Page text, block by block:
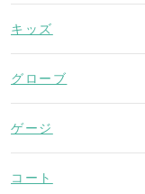
キッズ
グローブ
ゲージ
コート